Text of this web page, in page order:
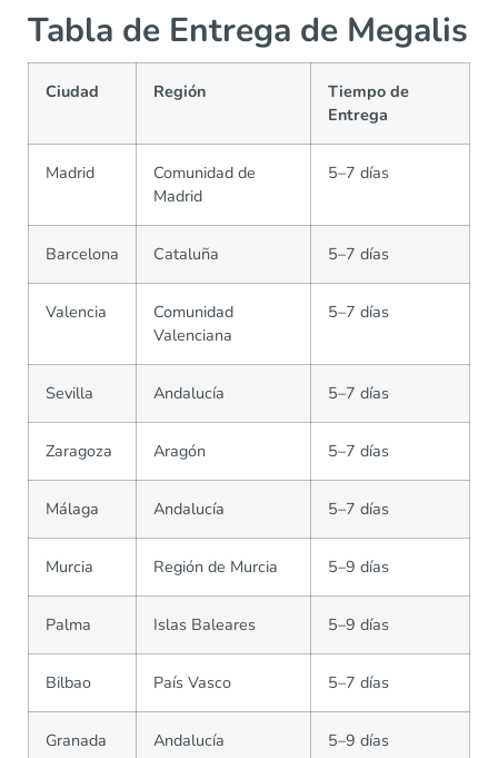
Tabla de Entrega de Megalis
Ciudad Región
Tiempo de
Entrega
Madrid
Comunidad de
Madrid
5–7 días
Barcelona Cataluña 5–7 días
Valencia
Comunidad
Valenciana
5–7 días
Sevilla Andalucía 5–7 días
Zaragoza Aragón 5–7 días
Málaga Andalucía 5–7 días
Murcia Región de Murcia 5–9 días
Palma Islas Baleares 5–9 días
Bilbao País Vasco 5–7 días
Granada Andalucía 5–9 días